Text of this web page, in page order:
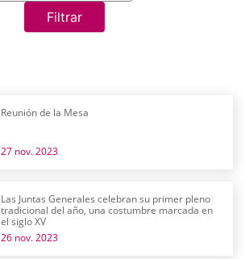
Filtrar
Reunión de la Mesa
27 nov. 2023
Las Juntas Generales celebran su primer pleno
tradicional del año, una costumbre marcada en
el siglo XV
26 nov. 2023